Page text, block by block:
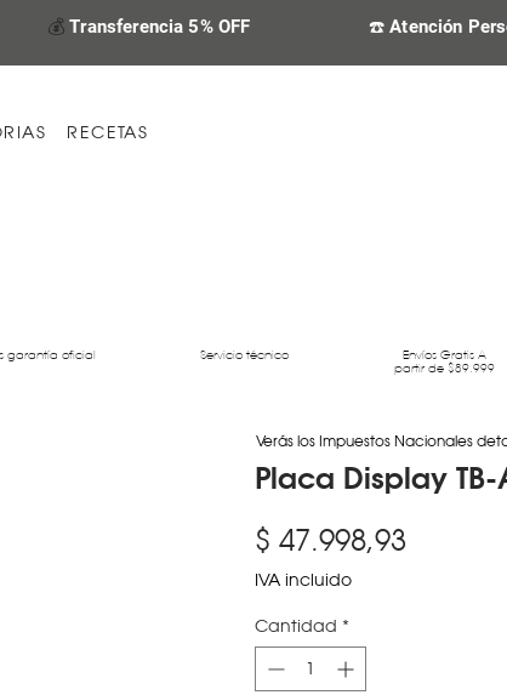
💰Transferencia 5% OFF ☎️ Atención
RECETAS
garantía oficial Servicio técnico
Envíos Gratis A
partir de $89.999
Placa Display TB-
$ 47.998,93Precio
IVA incluido
Cantidad *
Verás los Impuestos Nacionales